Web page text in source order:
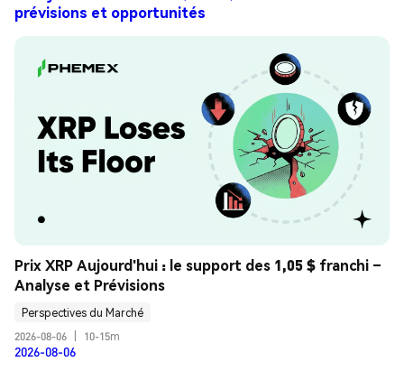
prévisions et opportunités
Prix XRP Aujourd'hui : le support des 1,05 $ franchi –
Analyse et Prévisions
Perspectives du Marché
2026-08-06
10-15m
2026-08-06